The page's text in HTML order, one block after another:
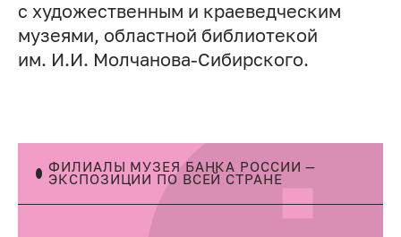
с художественным и краеведческим
музеями, областной библиотекой
им. И.И. Молчанова-Сибирского.
ФИЛИАЛЫ МУЗЕЯ БАНКА РОССИИ —
ЭКСПОЗИЦИИ ПО ВСЕЙ СТРАНЕ